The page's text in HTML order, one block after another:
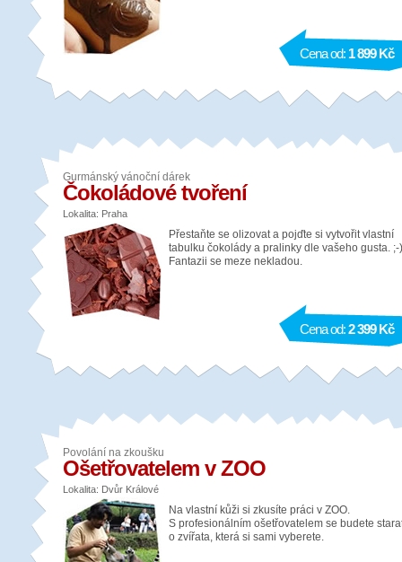
Cena od: 1 899 Kč
Gurmánský vánoční dárek
Čokoládové tvoření
Lokalita: Praha
Přestaňte se olizovat a pojďte si vytvořit vlastní
tabulku čokolády a pralinky dle vašeho gusta. ;-)
Fantazii se meze nekladou.
Cena od:2 399 Kč
Povolání na zkoušku
Ošetřovatelem v ZOO
Lokalita: Dvůr Králové
Na vlastní kůži si zkusíte práci v ZOO.
S profesionálním ošetřovatelem se budete
o zvířata, která si sami vyberete.